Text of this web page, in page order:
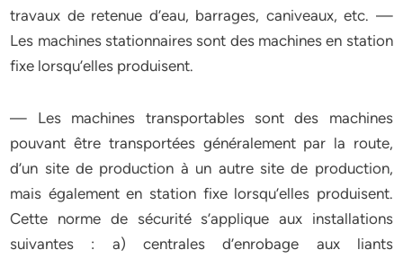
travaux de retenue d’eau, barrages, caniveaux, etc. —
Les machines stationnaires sont des machines en station
fixe lorsqu’elles produisent.
— Les machines transportables sont des machines
pouvant être transportées généralement par la route,
d’un site de production à un autre site de production,
mais également en station fixe lorsqu’elles produisent.
Cette norme de sécurité s’applique aux installations
suivantes : a) centrales d’enrobage aux liants